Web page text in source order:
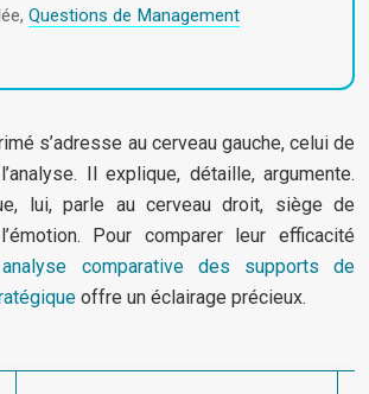
Questions de Management
s’adresse au cerveau gauche, celui de
Il explique, détaille, argumente.
lui, parle au cerveau droit, siège de
Pour comparer leur efficacité
analyse comparative des supports de
offre un éclairage précieux.